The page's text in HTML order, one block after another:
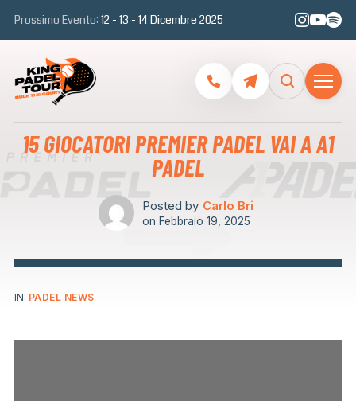
Prossimo Evento: 12 - 13 - 14 Dicembre 2025
15 GIOCATORI PREMIER PADEL VAI A A1
PADEL
Posted by Carlo Bri
on Febbraio 19, 2025
IN: PADEL NEWS